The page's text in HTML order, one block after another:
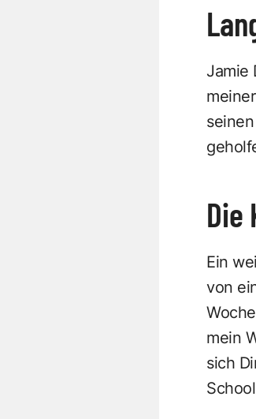
Jamie
Die
Ein
von
mein
sich